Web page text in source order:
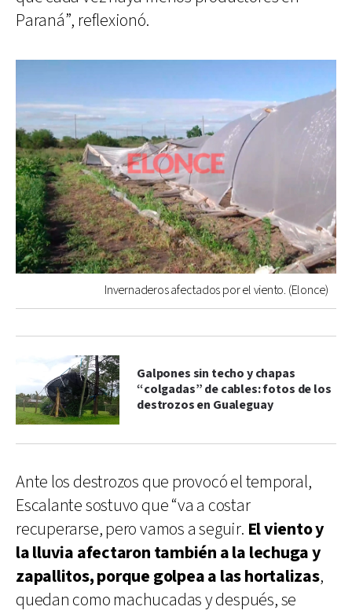
Paraná”, reflexionó.
Invernaderos afectados por el viento. (Elonce)
Galpones sin techo y chapas
“colgadas” de cables: fotos de los
destrozos en Gualeguay
Ante los destrozos que provocó el temporal,
Escalante sostuvo que “va a costar
recuperarse, pero vamos a seguir. El viento y
la lluvia afectaron también a la lechuga y
zapallitos, porque golpea a las hortalizas,
quedan como machucadas y después, se